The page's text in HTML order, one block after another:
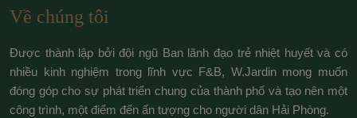
Về chúng tôi
Được thành lập bởi đội ngũ Ban lãnh đạo trẻ nhiệt huyết và có
nhiều kinh nghiệm trong lĩnh vực F&B, W.Jardin mong muốn
đóng góp cho sự phát triển chung của thành phố và tạo nên một
công trình, một điểm đến ấn tượng cho người dân Hải Phòng.